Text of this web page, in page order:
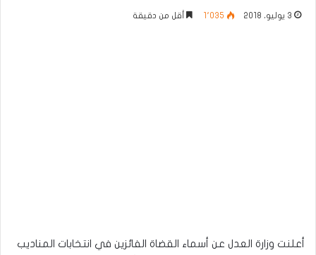
3 يوليو، 2018 1٬035 أقل من دقيقة
أعلنت وزارة العدل عن أسماء القضاة الفائزين في انتخابات المناديب